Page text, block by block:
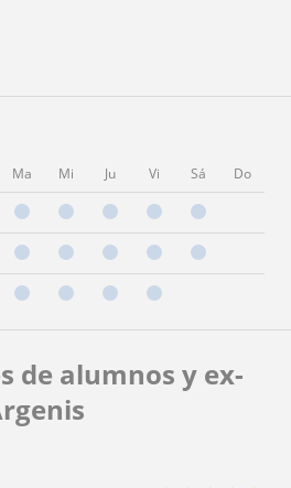
Ma Mi Ju Vi Sá Do
de alumnos y ex-